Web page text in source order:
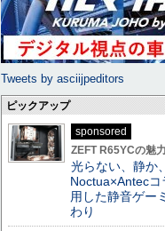
Tweets by asciijpeditors
ピックアップ
sponsored
ZEFT R65YCの魅
光らない、静か
Noctua×Antec
用した静音ゲー
わり